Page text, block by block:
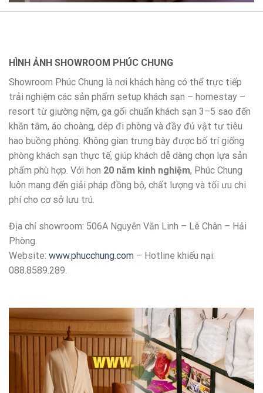
HÌNH ẢNH SHOWROOM PHÚC CHUNG
Showroom Phúc Chung là nơi khách hàng có thể trực tiếp
trải nghiệm các sản phẩm setup khách sạn – homestay –
resort từ giường nệm, ga gối chuẩn khách sạn 3–5 sao đến
khăn tắm, áo choàng, dép đi phòng và đầy đủ vật tư tiêu
hao buồng phòng. Không gian trưng bày được bố trí giống
phòng khách sạn thực tế, giúp khách dễ dàng chọn lựa sản
phẩm phù hợp. Với hơn 20 năm kinh nghiệm, Phúc Chung
luôn mang đến giải pháp đồng bộ, chất lượng và tối ưu chi
phí cho cơ sở lưu trú.
Địa chỉ showroom: 506A Nguyễn Văn Linh – Lê Chân – Hải
Phòng.
Website: www.phucchung.com – Hotline khiếu nại:
088.8589.289.